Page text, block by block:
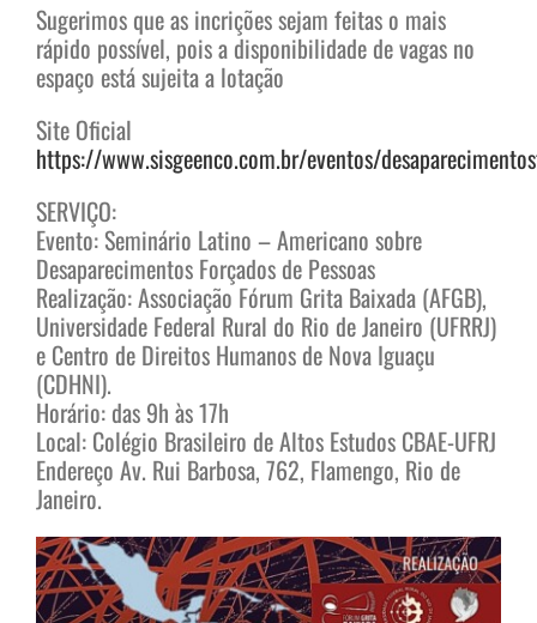
Sugerimos que as incrições sejam feitas o mais
rápido possível, pois a disponibilidade de vagas no
espaço está sujeita a lotação
Site Oficial
https://www.sisgeenco.com.br/eventos/
SERVIÇO:
Evento: Seminário Latino – Americano sobre
Desaparecimentos Forçados de Pessoas
Realização: Associação Fórum Grita Baixada (AFGB),
Universidade Federal Rural do Rio de Janeiro (UFRRJ)
e Centro de Direitos Humanos de Nova Iguaçu
(CDHNI).
Horário: das 9h às 17h
Local: Colégio Brasileiro de Altos Estudos CBAE-UFRJ
Endereço Av. Rui Barbosa, 762, Flamengo, Rio de
Janeiro.